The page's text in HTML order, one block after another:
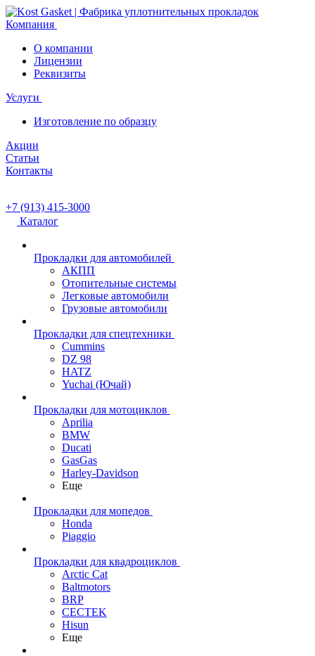
Компания
О компании
Лицензии
Реквизиты
Услуги
Изготовление по образцу
Акции
Статьи
Контакты
+7 (913) 415-3000
Каталог
Прокладки для автомобилей
АКПП
Отопительные системы
Легковые автомобили
Грузовые автомобили
Прокладки для спецтехники
Cummins
DZ 98
HATZ
Yuchai (Ючай)
Прокладки для мотоциклов
Aprilia
BMW
Ducati
GasGas
Harley-Davidson
Еще
Прокладки для мопедов
Honda
Piaggio
Прокладки для квадроциклов
Arctic Cat
Baltmotors
BRP
CECTEK
Hisun
Еще